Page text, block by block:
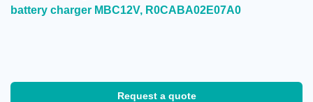
battery charger MBC12V, R0CABA02E07A0
Request a quote